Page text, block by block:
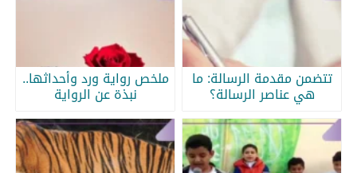
تتضمن مقدمة الرسالة: ما
هي عناصر الرسالة؟
ملخص رواية ورد وأحداثها..
نبذة عن الرواية